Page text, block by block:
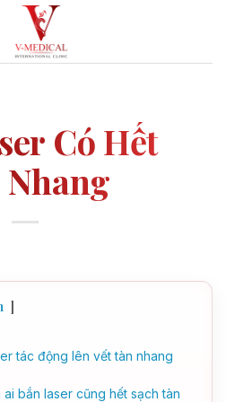
Có Hết
]
tác động lên vết tàn nhang
bắn laser cũng hết sạch tàn